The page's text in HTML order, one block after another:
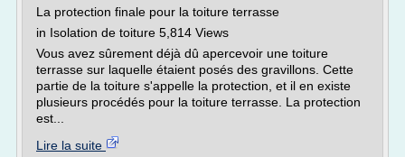
La protection finale pour la toiture terrasse
in Isolation de toiture 5,814 Views
Vous avez sûrement déjà dû apercevoir une toiture
terrasse sur laquelle étaient posés des gravillons. Cette
partie de la toiture s'appelle la protection, et il en existe
plusieurs procédés pour la toiture terrasse. La protection
est...
Lire la suite